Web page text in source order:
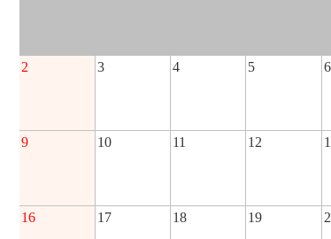
2 3 4 5 6
9 10 11 12
16 17 18 19